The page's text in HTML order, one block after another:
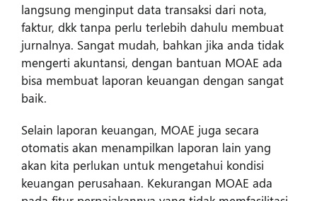
langsung menginput data transaksi dari nota,
faktur, dkk tanpa perlu terlebih dahulu membuat
jurnalnya. Sangat mudah, bahkan jika anda tidak
mengerti akuntansi, dengan bantuan MOAE ada
bisa membuat laporan keuangan dengan sangat
baik.
Selain laporan keuangan, MOAE juga secara
otomatis akan menampilkan laporan lain yang
akan kita perlukan untuk mengetahui kondisi
keuangan perusahaan. Kekurangan MOAE ada